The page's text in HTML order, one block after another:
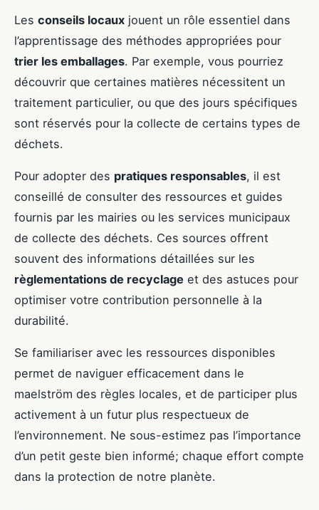
Les conseils locaux jouent un rôle essentiel dans
l’apprentissage des méthodes appropriées pour
trier les emballages. Par exemple, vous pourriez
découvrir que certaines matières nécessitent un
traitement particulier, ou que des jours spécifiques
sont réservés pour la collecte de certains types de
déchets.
Pour adopter des pratiques responsables, il est
conseillé de consulter des ressources et guides
fournis par les mairies ou les services municipaux
de collecte des déchets. Ces sources offrent
souvent des informations détaillées sur les
règlementations de recyclage et des astuces pour
optimiser votre contribution personnelle à la
durabilité.
Se familiariser avec les ressources disponibles
permet de naviguer efficacement dans le
maelström des règles locales, et de participer plus
activement à un futur plus respectueux de
l’environnement. Ne sous-estimez pas l’importance
d’un petit geste bien informé; chaque effort compte
dans la protection de notre planète.